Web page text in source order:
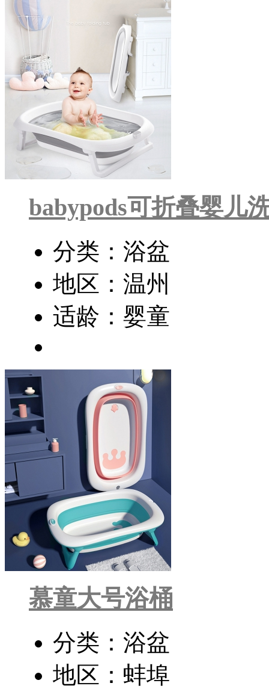
babypods可折叠婴儿
分类：浴盆
地区：温州
适龄：婴童
慕童大号浴桶
分类：浴盆
地区：蚌埠